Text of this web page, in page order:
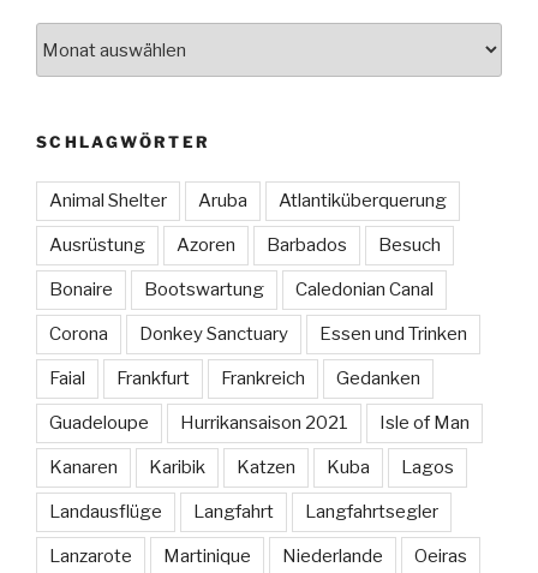
SCHLAGWÖRTER
Animal Shelter Aruba Atlantiküberquerung
Ausrüstung Azoren Barbados Besuch
Bonaire Bootswartung Caledonian Canal
Corona Donkey Sanctuary Essen und Trinken
Faial Frankfurt Frankreich Gedanken
Guadeloupe Hurrikansaison 2021 Isle of Man
Kanaren Karibik Katzen Kuba Lagos
Landausflüge Langfahrt Langfahrtsegler
Lanzarote Martinique Niederlande Oeiras